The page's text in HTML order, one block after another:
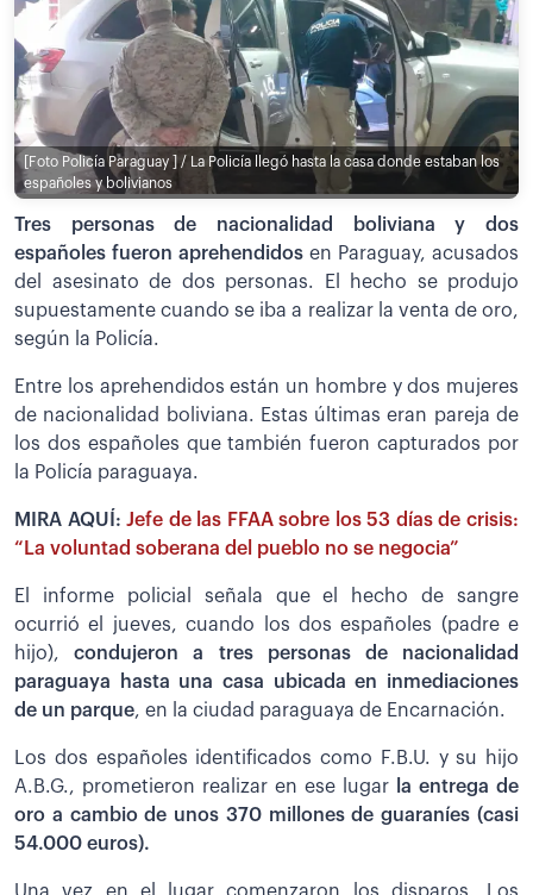
[Foto Policía Paraguay ] / La Policía llegó hasta la casa donde estaban los
españoles y bolivianos
Tres personas de nacionalidad boliviana y dos
españoles fueron aprehendidos en Paraguay, acusados
del asesinato de dos personas. El hecho se produjo
supuestamente cuando se iba a realizar la venta de oro,
según la Policía.
Entre los aprehendidos están un hombre y dos mujeres
de nacionalidad boliviana. Estas últimas eran pareja de
los dos españoles que también fueron capturados por
la Policía paraguaya.
MIRA AQUÍ: Jefe de las FFAA sobre los 53 días de crisis:
“La voluntad soberana del pueblo no se negocia”
El informe policial señala que el hecho de sangre
ocurrió el jueves, cuando los dos españoles (padre e
hijo),condujeron a tres personas de nacionalidad
paraguaya hasta una casa ubicada en inmediaciones
de un parque, en la ciudad paraguaya de Encarnación.
Los dos españoles identificados como F.B.U. y su hijo
A.B.G., prometieron realizar en ese lugar
la entrega de
oro a cambio de unos 370 millones de guaraníes (casi
54.000 euros).